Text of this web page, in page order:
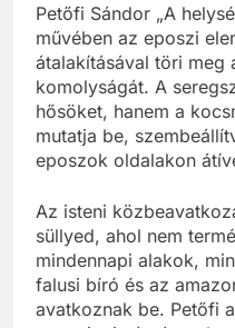
Petőfi Sándor „A
művében az eposzi
átalakításával töri meg
komolyságát. A
hősöket, hanem a
mutatja be,
eposzok oldalakon
Az isteni
süllyed, ahol nem
mindennapi alakok,
falusi bíró és az
avatkoznak be. Petőfi